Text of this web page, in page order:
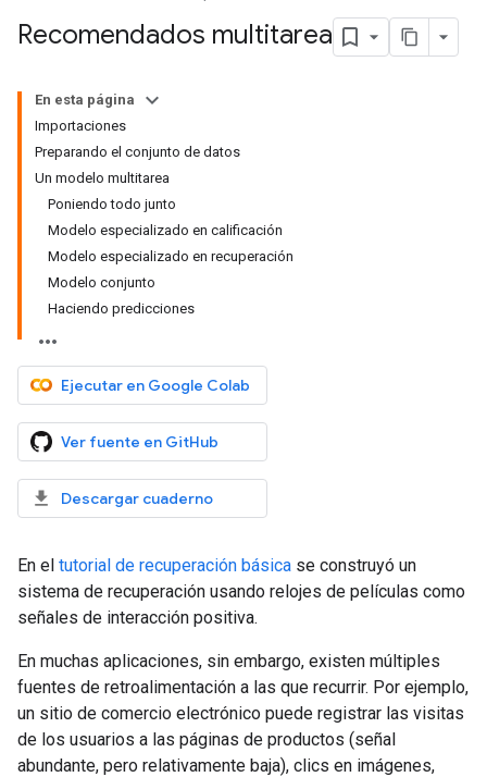
Recomendados multitarea
En esta página
Importaciones
Preparando el conjunto de datos
Un modelo multitarea
Poniendo todo junto
Modelo especializado en calificación
Modelo especializado en recuperación
Modelo conjunto
Haciendo predicciones
Ejecutar en Google Colab
Ver fuente en GitHub
Descargar cuaderno
En el tutorial de recuperación básica se construyó un
sistema de recuperación usando relojes de películas como
señales de interacción positiva.
En muchas aplicaciones, sin embargo, existen múltiples
fuentes de retroalimentación a las que recurrir. Por ejemplo,
un sitio de comercio electrónico puede registrar las visitas
de los usuarios a las páginas de productos (señal
abundante, pero relativamente baja), clics en imágenes,